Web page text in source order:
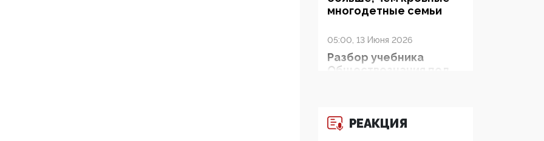
многодетные семьи
05:00, 13 Июня 2026
Разбор учебника
Обществознания под
ценности и немного
двоемыслия
РЕАКЦИЯ